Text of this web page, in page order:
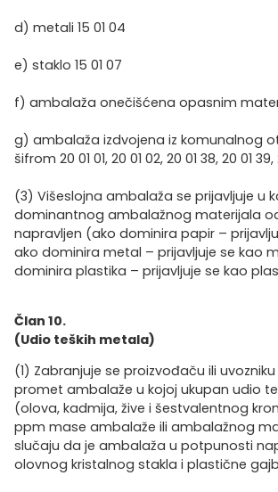
d) metali 15 01 04
e) staklo 15 01 07
f) ambalaža onečišćena opasnim
g) ambalaža izdvojena iz komunalnog
šifrom 20 01 01, 20 01 02, 20 01 38, 20 01 39,
(3) Višeslojna ambalaža se prijavljuje u
dominantnog ambalažnog materijala
napravljen (ako dominira papir –
ako dominira metal – prijavljuje se kao
dominira plastika – prijavljuje se kao
Član 10.
(Udio teških metala)
(1) Zabranjuje se proizvođaču ili
promet ambalaže u kojoj ukupan udio
(olova, kadmija, žive i šestvalentnog
ppm mase ambalaže ili ambalažnog
slučaju da je ambalaža u potpunosti
olovnog kristalnog stakla i plastične